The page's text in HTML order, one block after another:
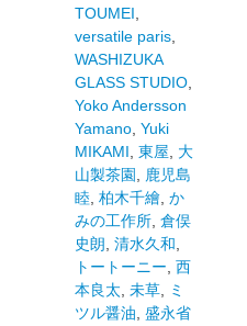
TOUMEI
versatile paris,
WASHIZUKA
GLASS STUDIO,
Yoko Andersson
Yamano, Yuki
MIKAMI 東屋
大
山製茶園
鹿児島
睦, 柏木千繪, か
みの工作所, 倉俣
史朗 清水久和
トートーニー 西
本良太 未草,
ミ
ツル醤油 盛永省